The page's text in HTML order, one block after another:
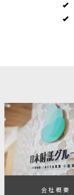
会社概要